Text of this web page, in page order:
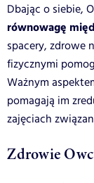
Dbając o siebie,
równowagę
spacery, zdrowe
fizycznymi
Ważnym
pomagają im
zajęciach
Zdrowie